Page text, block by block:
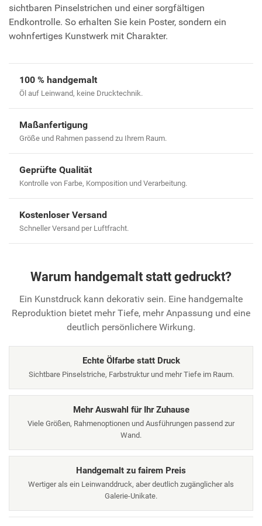
sichtbaren Pinselstrichen und einer sorgfältigen
Endkontrolle. So erhalten Sie kein Poster, sondern ein
wohnfertiges Kunstwerk mit Charakter.
100 % handgemalt
Öl auf Leinwand, keine Drucktechnik.
Maßanfertigung
Größe und Rahmen passend zu Ihrem Raum.
Geprüfte Qualität
Kontrolle von Farbe, Komposition und Verarbeitung.
Kostenloser Versand
Schneller Versand per Luftfracht.
Warum handgemalt statt gedruckt?
Ein Kunstdruck kann dekorativ sein. Eine handgemalte
Reproduktion bietet mehr Tiefe, mehr Anpassung und eine
deutlich persönlichere Wirkung.
Echte Ölfarbe statt Druck
Sichtbare Pinselstriche, Farbstruktur und mehr Tiefe im Raum.
Mehr Auswahl für Ihr Zuhause
Viele Größen, Rahmenoptionen und Ausführungen passend zur
Wand.
Handgemalt zu fairem Preis
Wertiger als ein Leinwanddruck, aber deutlich zugänglicher als
Galerie-Unikate.